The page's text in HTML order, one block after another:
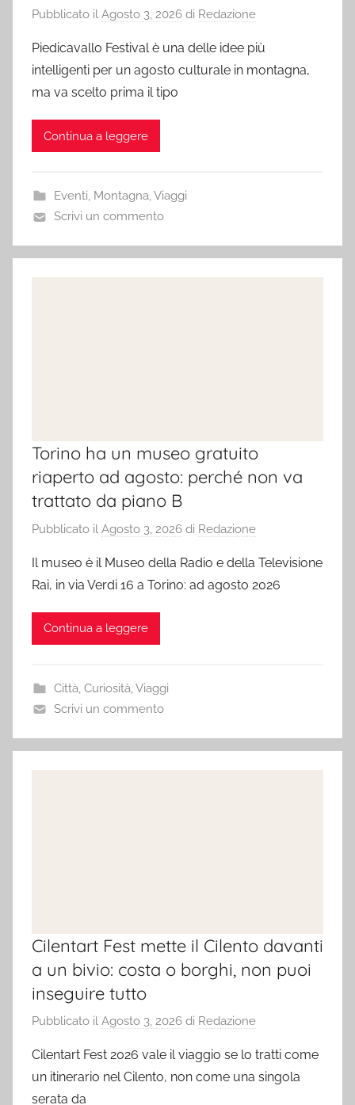
Pubblicato il Agosto 3, 2026 di Redazione
Piedicavallo Festival è una delle idee più
intelligenti per un agosto culturale in montagna,
ma va scelto prima il tipo
Continua a leggere
Eventi, Montagna,Viaggi
Scrivi un commento
Torino ha un museo gratuito
riaperto ad agosto: perché non va
trattato da piano B
Pubblicato il Agosto 3, 2026 di Redazione
Il museo è il Museo della Radio e della Televisione
Rai, in via Verdi 16 a Torino: ad agosto 2026
Continua a leggere
Città, Curiosità,Viaggi
Scrivi un commento
Cilentart Fest mette il Cilento davanti
a un bivio: costa o borghi, non puoi
inseguire tutto
Pubblicato il Agosto 3, 2026 di Redazione
Cilentart Fest 2026 vale il viaggio se lo tratti come
un itinerario nel Cilento, non come una singola
serata da